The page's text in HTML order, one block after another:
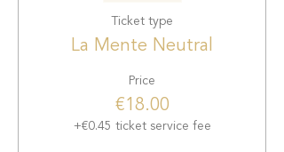
Ticket type
La Mente Neutral
Price
€18.00
+€0.45 ticket service fee